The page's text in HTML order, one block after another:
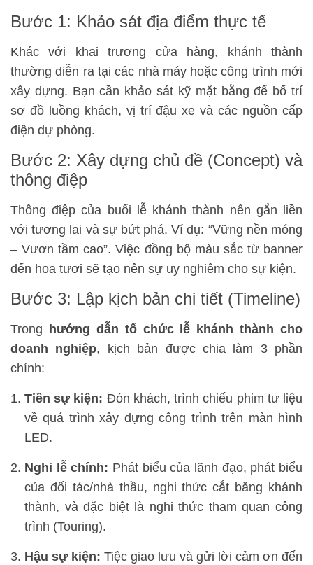
Bước 1: Khảo sát địa điểm thực tế
Khác với khai trương cửa hàng, khánh thành
thường diễn ra tại các nhà máy hoặc công trình mới
xây dựng. Bạn cần khảo sát kỹ mặt bằng để bố trí
sơ đồ luồng khách, vị trí đậu xe và các nguồn cấp
điện dự phòng.
Bước 2: Xây dựng chủ đề (Concept) và
thông điệp
Thông điệp của buổi lễ khánh thành nên gắn liền
với tương lai và sự bứt phá. Ví dụ: “Vững nền móng
– Vươn tầm cao”. Việc đồng bộ màu sắc từ banner
đến hoa tươi sẽ tạo nên sự uy nghiêm cho sự kiện.
Bước 3: Lập kịch bản chi tiết (Timeline)
Trong
hướng dẫn tổ chức lễ khánh thành cho
doanh nghiệp, kịch bản được chia làm 3 phần
chính:
Tiền sự kiện: Đón khách, trình chiếu phim tư liệu
về quá trình xây dựng công trình trên màn hình
LED.
Nghi lễ chính: Phát biểu của lãnh đạo, phát biểu
của đối tác/nhà thầu, nghi thức cắt băng khánh
thành, và đặc biệt là nghi thức tham quan công
trình (Touring).
Hậu sự kiện: Tiệc giao lưu và gửi lời cảm ơn đến